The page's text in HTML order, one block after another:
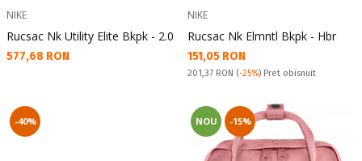
NIKE
Rucsac Nk Utility Elite Bkpk - 2.0
Текуща цена:
577,68 RON
NIKE
Rucsac Nk Elmntl Bkpk - Hbr
Текуща цена:
151,05 RON
Pret obisnuit:
201,37 RON (-25%) Pret obisnuit
-40% NOU -15%